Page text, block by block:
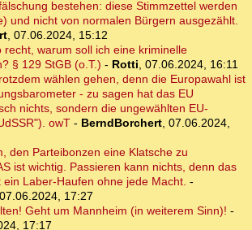
bestehen: diese Stimmzettel werden
und nicht von normalen Bürgern ausgezählt.
, 07.06.2024, 15:12
recht, warum soll ich eine kriminelle
§ 129 StGB (o.T.) - Rotti, 07.06.2024, 16:11
wählen gehen, denn die Europawahl ist
- zu sagen hat das EU
nichts, sondern die ungewählten EU-
owT - BerndBorchert, 07.06.2024,
den Parteibonzen eine Klatsche zu
ist wichtig. Passieren kann nichts, denn das
ein Laber-Haufen ohne jede Macht. -
07.06.2024, 17:27
Geht um Mannheim (in weiterem Sinn)! -
17:17